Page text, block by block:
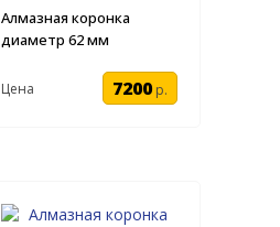
Алмазная коронка
диаметр 62 мм
Цена 7200р.